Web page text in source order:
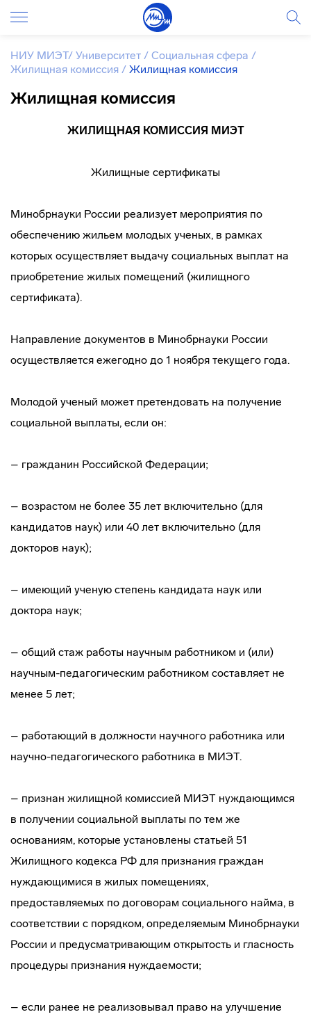
НИУ МИЭТ/ Университет / Социальная сфера /
Жилищная комиссия / Жилищная комиссия
Жилищная комиссия
ЖИЛИЩНАЯ КОМИССИЯ МИЭТ
Жилищные сертификаты
Минобрнауки России реализует мероприятия по
обеспечению жильем молодых ученых, в рамках
которых осуществляет выдачу социальных выплат на
приобретение жилых помещений (жилищного
сертификата).
Направление документов в Минобрнауки России
осуществляется ежегодно до 1 ноября текущего года.
Молодой ученый может претендовать на получение
социальной выплаты, если он:
– гражданин Российской Федерации;
– возрастом не более 35 лет включительно (для
кандидатов наук) или 40 лет включительно (для
докторов наук);
– имеющий ученую степень кандидата наук или
доктора наук;
– общий стаж работы научным работником и (или)
научным-педагогическим работником составляет не
менее 5 лет;
– работающий в должности научного работника или
научно-педагогического работника в МИЭТ.
– признан жилищной комиссией МИЭТ нуждающимся
в получении социальной выплаты по тем же
основаниям, которые установлены статьей 51
Жилищного кодекса РФ для признания граждан
нуждающимися в жилых помещениях,
предоставляемых по договорам социального найма, в
соответствии с порядком, определяемым Минобрнауки
России и предусматривающим открытость и гласность
процедуры признания нуждаемости;
– если ранее не реализовывал право на улучшение